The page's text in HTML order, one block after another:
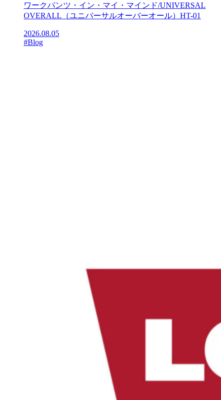
ワークパンツ・イン・マイ・マインド/UNIVERSAL
OVERALL（ユニバーサルオーバーオール）HT-01
2026.08.05
#Blog